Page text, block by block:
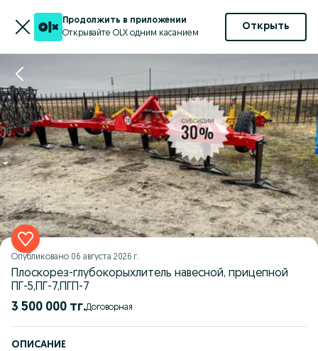
Продолжить в приложении
Открывайте OLX одним касанием
Открыть
Опубликовано 06 августа 2026 г.
Плоскорез-глубокорыхлитель навесной, прицепной
ПГ-5,ПГ-7,ПГП-7
3 500 000 тг. Договорная
ОПИСАНИЕ